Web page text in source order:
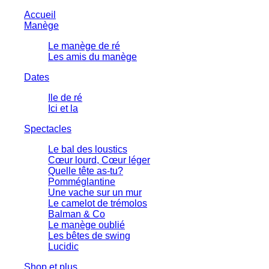
Accueil
Manège
Le manège de ré
Les amis du manège
Dates
Ile de ré
Ici et la
Spectacles
Le bal des loustics
Cœur lourd, Cœur léger
Quelle tête as-tu?
Pomméglantine
Une vache sur un mur
Le camelot de trémolos
Balman & Co
Le manège oublié
Les bêtes de swing
Lucidic
Shop et plus